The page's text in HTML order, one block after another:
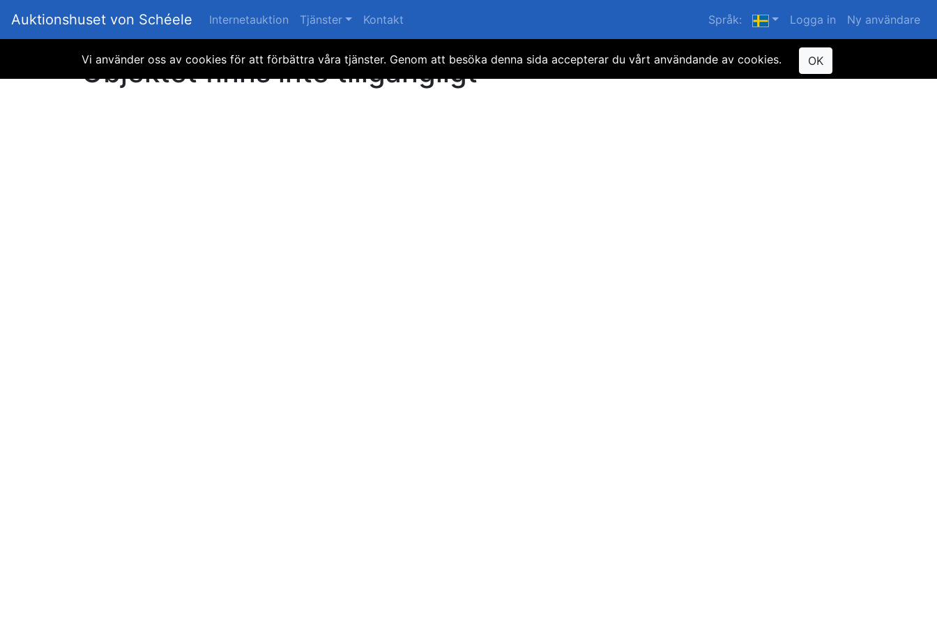
Auktionshuset von Schéele Internetauktion Tjänster Kontakt Språk: Logga in Ny användare
Objektet finns inte tillgängligt
Vi använder oss av cookies för att förbättra våra tjänster. Genom att besöka denna sida accepterar du vårt användande av cookies. OK